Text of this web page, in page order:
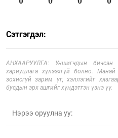
Сэтгэгдэл:
АНХААРУУЛГА: Уншигчдын бичсэн
хариуцлага хүлээхгүй болно.
зохисгүй зарим үг, хэллэгийг
бусдын эрх ашгийг хүндэтгэн үзнэ үү.